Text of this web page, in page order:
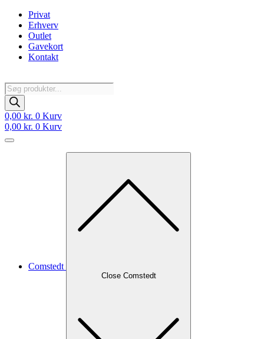
Videre
indhold
Privat
Erhverv
Outlet
Gavekort
Kontakt
Products
search
0,00 kr. 0 Kurv
0,00 kr. 0 Kurv
Comstedt
Close Comstedt